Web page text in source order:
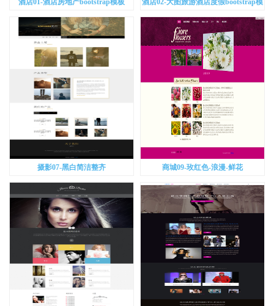
酒店01-酒店房地产bootstrap模板
酒店02-大图旅游酒店度假bootstrap模
板
摄影07-黑白简洁整齐 商城09-玫红色-浪漫-鲜花